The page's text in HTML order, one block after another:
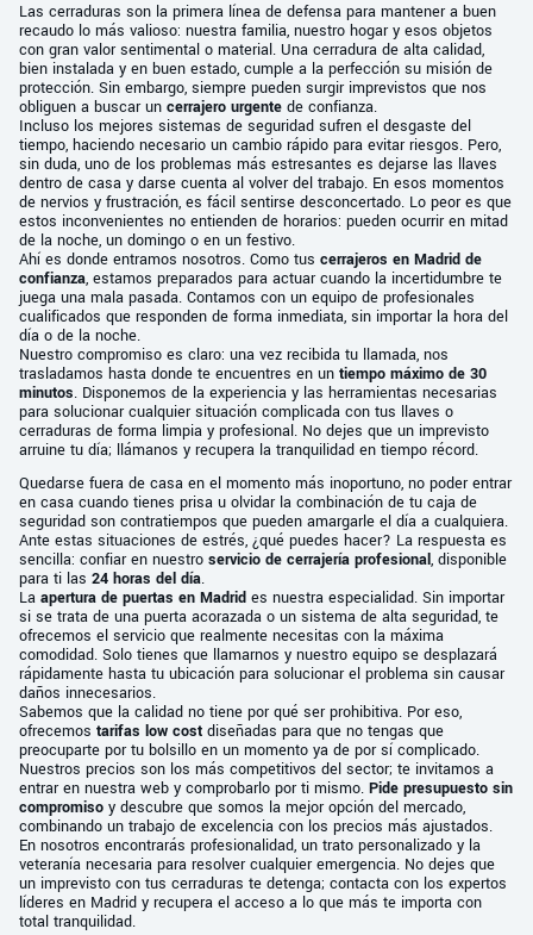
Las cerraduras son la primera línea de defensa para mantener a buen
recaudo lo más valioso: nuestra familia, nuestro hogar y esos objetos
con gran valor sentimental o material. Una cerradura de alta calidad,
bien instalada y en buen estado, cumple a la perfección su misión de
protección. Sin embargo, siempre pueden surgir imprevistos que nos
obliguen a buscar un cerrajero urgente de confianza.
Incluso los mejores sistemas de seguridad sufren el desgaste del
tiempo, haciendo necesario un cambio rápido para evitar riesgos. Pero,
sin duda, uno de los problemas más estresantes es dejarse las llaves
dentro de casa y darse cuenta al volver del trabajo. En esos momentos
de nervios y frustración, es fácil sentirse desconcertado. Lo peor es que
estos inconvenientes no entienden de horarios: pueden ocurrir en mitad
de la noche, un domingo o en un festivo.
Ahí es donde entramos nosotros. Como tus cerrajeros en Madrid de
confianza, estamos preparados para actuar cuando la incertidumbre te
juega una mala pasada. Contamos con un equipo de profesionales
cualificados que responden de forma inmediata, sin importar la hora del
día o de la noche.
Nuestro compromiso es claro: una vez recibida tu llamada, nos
trasladamos hasta donde te encuentres en un tiempo máximo de 30
minutos. Disponemos de la experiencia y las herramientas necesarias
para solucionar cualquier situación complicada con tus llaves o
cerraduras de forma limpia y profesional. No dejes que un imprevisto
arruine tu día; llámanos y recupera la tranquilidad en tiempo récord.
Quedarse fuera de casa en el momento más inoportuno, no poder entrar
en casa cuando tienes prisa u olvidar la combinación de tu caja de
seguridad son contratiempos que pueden amargarle el día a cualquiera.
Ante estas situaciones de estrés, ¿qué puedes hacer? La respuesta es
sencilla: confiar en nuestro servicio de cerrajería profesional, disponible
para ti las 24 horas del día.
La apertura de puertas en Madrid es nuestra especialidad. Sin importar
si se trata de una puerta acorazada o un sistema de alta seguridad, te
ofrecemos el servicio que realmente necesitas con la máxima
comodidad. Solo tienes que llamarnos y nuestro equipo se desplazará
rápidamente hasta tu ubicación para solucionar el problema sin causar
daños innecesarios.
Sabemos que la calidad no tiene por qué ser prohibitiva. Por eso,
ofrecemos tarifas low cost diseñadas para que no tengas que
preocuparte por tu bolsillo en un momento ya de por sí complicado.
Nuestros precios son los más competitivos del sector; te invitamos a
entrar en nuestra web y comprobarlo por ti mismo. Pide presupuesto sin
compromiso y descubre que somos la mejor opción del mercado,
combinando un trabajo de excelencia con los precios más ajustados.
En nosotros encontrarás profesionalidad, un trato personalizado y la
veteranía necesaria para resolver cualquier emergencia. No dejes que
un imprevisto con tus cerraduras te detenga; contacta con los expertos
líderes en Madrid y recupera el acceso a lo que más te importa con
total tranquilidad.